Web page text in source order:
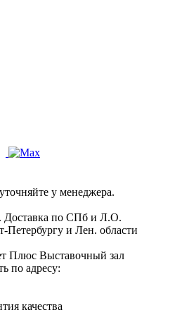
у менеджера.
Доставка по СПб и Л.О.
Петербургу и Лен. области
Выставочный зал
по адресу:
качества